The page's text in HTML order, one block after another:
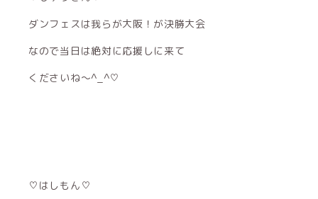
ダンフェスは我らが大阪！が決勝大会
なので当日は絶対に応援しに来て
くださいね〜^_^♡
♡はしもん♡